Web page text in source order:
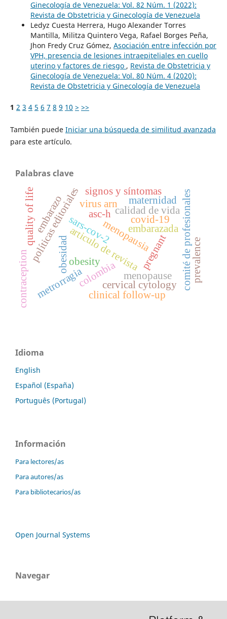
Ginecología de Venezuela: Vol. 82 Núm. 1 (2022):
Revista de Obstetricia y Ginecología de Venezuela
Ledyz Cuesta Herrera, Hugo Alexander Torres
Mantilla, Militza Quintero Vega, Rafael Borges Peña,
Jhon Fredy Cruz Gómez, Asociación entre infección por
VPH, presencia de lesiones intraepiteliales en cuello
uterino y factores de riesgo , Revista de Obstetricia y
Ginecología de Venezuela: Vol. 80 Núm. 4 (2020):
Revista de Obstetricia y Ginecología de Venezuela
1 2 3 4 5 6 7 8 9 10 > >>
También puede Iniciar una búsqueda de similitud avanzada
para este artículo.
Palabras clave
covid-19
sars-cov-2 embarazada
pregnant
articulo de revista comité de profesionales
políticas editoriales
obesidad menopausia
calidad de vida
obesity
menopause
quality of life asc-h
cervical cytology
clinical follow-up
metrorragia
virus arn
signos y síntomas
colombia
contraception prevalence
embarazo maternidad
Idioma
English
Español (España)
Português (Portugal)
Información
Para lectores/as
Para autores/as
Para bibliotecarios/as
Open Journal Systems
Navegar